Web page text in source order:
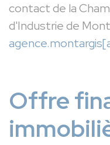
contact de la
d'Industrie de
Offre